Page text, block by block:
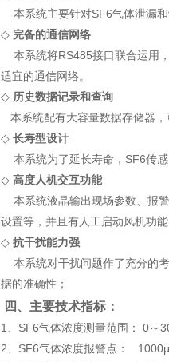
本系统主要针对SF6气体泄漏
◇ 完备的通信网络
本系统将RS485接口联合运用
适宜的通信网络。
◇ 历史数据记录和查询
本系统配有大容量数据存储器，
◇ 长寿型设计
本系统为了延长寿命，SF6传
◇ 高度人机交互功能
本系统液晶输出现场参数、报
设置等，并且有人工启动风机功能
◇ 抗干扰能力强
本系统对干扰问题作了充分的
据的准确性 ；
四、主要技术指标：
1、SF6气体浓度测量范围： 0～
2、SF6气体浓度报警点：